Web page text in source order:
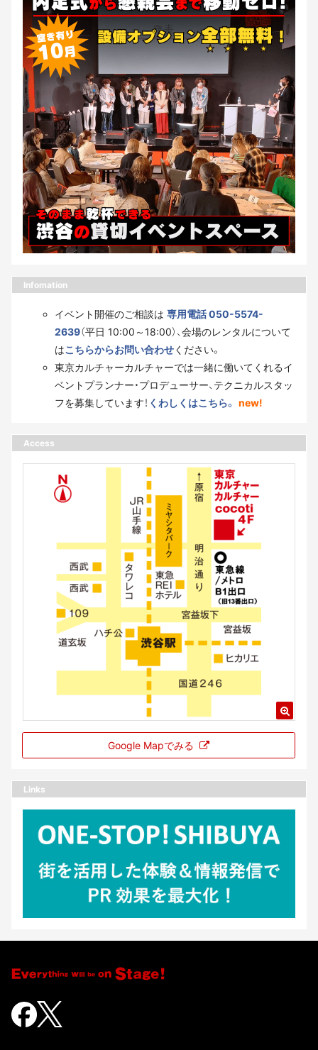
Infomation
イベント開催のご相談は 専用電話 050-5574-
2639（平日 10:00～18:00）、会場のレンタルについて
はこちらからお問い合わせください。
東京カルチャーカルチャーでは一緒に働いてくれるイ
ベントプランナー・プロデューサー、テクニカルスタッ
フを募集しています！ くわしくはこちら。 new!
Access
Google Mapでみる
Links